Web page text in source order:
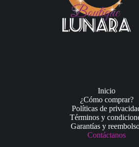
Inicio
¿Cómo comprar?
Políticas de
Términos y
Garantías y
Contáctanos